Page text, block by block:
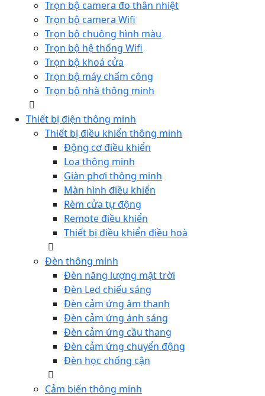
Trọn bộ camera đo thân nhiệt
Trọn bộ camera Wifi
Trọn bộ chuông hình màu
Trọn bộ hệ thống Wifi
Trọn bộ khoá cửa
Trọn bộ máy chấm công
Trọn bộ nhà thông minh
Thiết bị điện thông minh
Thiết bị điều khiển thông minh
Động cơ điều khiển
Loa thông minh
Giàn phơi thông minh
Màn hình điều khiển
Rèm cửa tự động
Remote điều khiển
Thiết bị điều khiển điều hoà
Đèn thông minh
Đèn năng lượng mặt trời
Đèn Led chiếu sáng
Đèn cảm ứng âm thanh
Đèn cảm ứng ánh sáng
Đèn cảm ứng cầu thang
Đèn cảm ứng chuyển động
Đèn học chống cận
Cảm biến thông minh